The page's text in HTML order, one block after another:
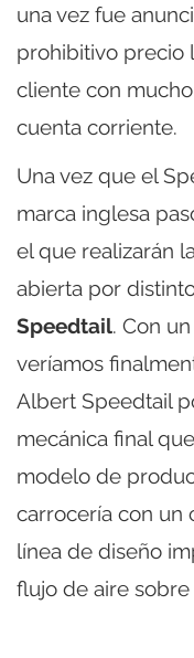
una vez fue
prohibitivo precio
cliente con
cuenta corriente.
Una vez que el
marca inglesa
el que realizarán
abierta por
Speedtail. Con
veríamos
Albert Speedtail
mecánica final
modelo de
carrocería con un
línea de diseño
flujo de aire sobre